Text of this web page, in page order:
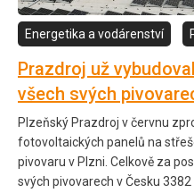
Energetika a vodárenství
Prazdroj už
všech svých
Plzeňský Prazdroj v červnu
fotovoltaických panelů na
pivovaru v Plzni. Celkově za
svých pivovarech v Česku 3382